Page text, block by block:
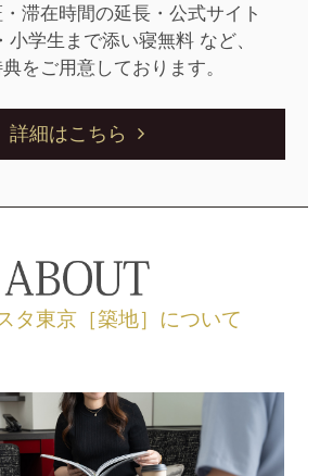
滞在時間の延長・公式サイト
小学生まで添い寝無料 など、
をご用意しております。
詳細はこちら
タ東京［築地］について